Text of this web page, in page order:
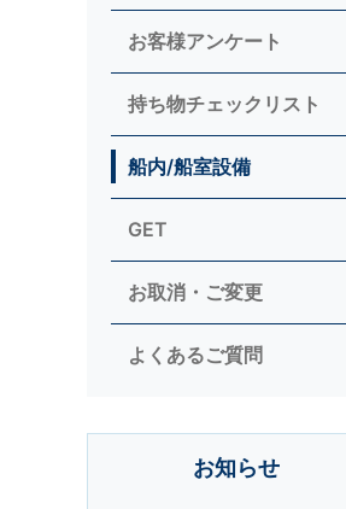
お客様アンケート
持ち物チェックリスト
船内/船室設備
GET
お取消・ご変更
よくあるご質問
お知らせ